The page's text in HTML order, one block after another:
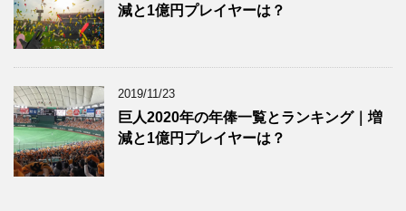
減と1億円プレイヤーは？
2019/11/23
巨人2020年の年俸一覧とランキング｜増
減と1億円プレイヤーは？